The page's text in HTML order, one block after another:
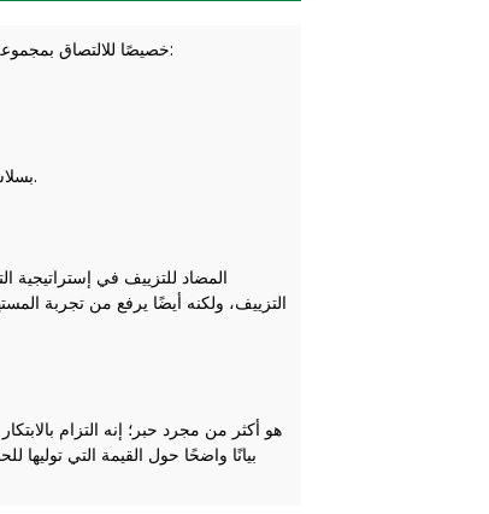
أنواع الورق المتنوعة: تم تصميم SF-300S خصيصًا للالتصاق بمجموعة متنوعة من الركائز، وهو مناسب لما يلي:
ويضمن التوافق مع هذه المواد إمكانية دمج SF-300S بسلاسة في عمليات الطباعة الحالية.
التزييف، ولكنه أيضًا يرفع من تجربة
بيانًا واضحًا حول القيمة التي توليها